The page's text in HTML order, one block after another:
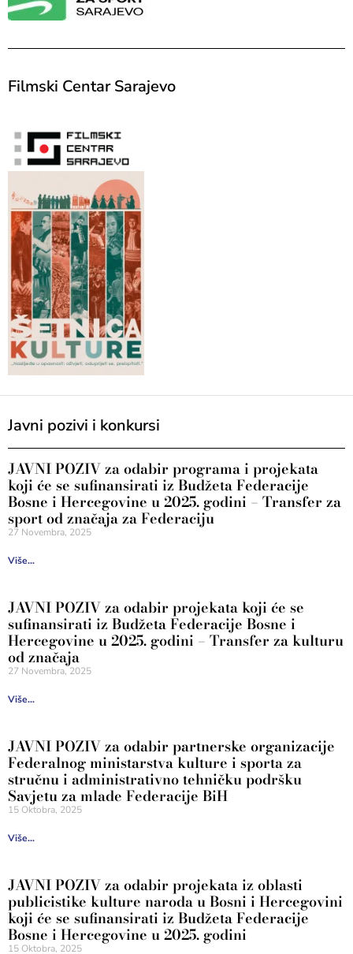
Filmski Centar Sarajevo
Javni pozivi i konkursi
JAVNI POZIV za odabir programa i projekata
koji će se sufinansirati iz Budžeta Federacije
Bosne i Hercegovine u 2025. godini – Transfer za
sport od značaja za Federaciju
27 Novembra, 2025
Više...
JAVNI POZIV za odabir projekata koji će se
sufinansirati iz Budžeta Federacije Bosne i
Hercegovine u 2025. godini – Transfer za kulturu
od značaja
27 Novembra, 2025
Više...
JAVNI POZIV za odabir partnerske organizacije
Federalnog ministarstva kulture i sporta za
stručnu i administrativno tehničku podršku
Savjetu za mlade Federacije BiH
15 Oktobra, 2025
Više...
JAVNI POZIV za odabir projekata iz oblasti
publicistike kulture naroda u Bosni i Hercegovini
koji će se sufinansirati iz Budžeta Federacije
Bosne i Hercegovine u 2025. godini
15 Oktobra, 2025